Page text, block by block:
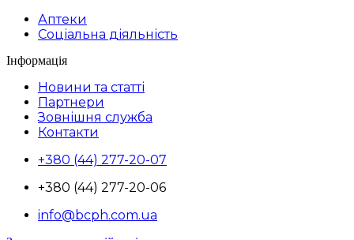
Аптеки
Соціальна діяльність
Інформація
Новини та статті
Партнери
Зовнішня служба
Контакти
+380 (44) 277-20-07
+380 (44) 277-20-06
info@bcph.com.ua